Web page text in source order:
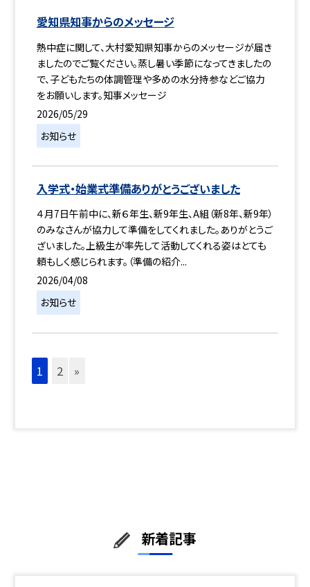
愛知県知事からのメッセージ
熱中症に関して、大村愛知県知事からのメッセージが届き
ましたのでご覧ください。蒸し暑い季節になってきましたの
で、子どもたちの体調管理や多めの水分持参などご協力
をお願いします。知事メッセージ
2026/05/29
お知らせ
入学式・始業式準備ありがとうございました
４月7日午前中に、新６年生、新9年生、A組（新8年、新9年）
のみなさんが協力して準備をしてくれました。ありがとうご
ざいました。上級生が率先して活動してくれる姿はとても
頼もしく感じられます。（準備の紹介...
2026/04/08
お知らせ
1 2 »
新着記事